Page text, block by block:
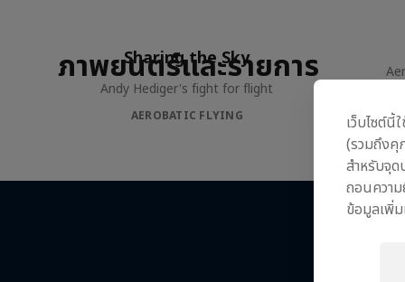
ภาพยนตร์และรายการ
Sharing the Sky
Andy Hediger's fight for flight
AEROBATIC FLYING
เว็บไซต์
(รวมถึงคุ
สำหรับจุ
ถอนควา
ข้อมูลเพิ่